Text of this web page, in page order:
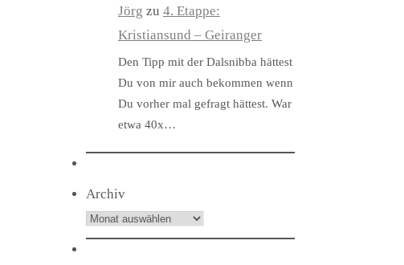
Jörg zu 4. Etappe:
Kristiansund – Geiranger
Den Tipp mit der Dalsnibba hättest
Du von mir auch bekommen wenn
Du vorher mal gefragt hättest. War
etwa 40x…
Archiv